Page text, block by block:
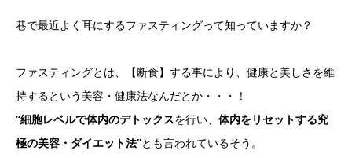
巷で最近よく耳にするファスティングって知っていますか？
ファスティングとは、【断食】する事により、健康と美しさを維
持するという美容・健康法なんだとか・・・！
”細胞レベルで体内のデトックスを行い、 体内をリセットする究
極の美容・ダイエット法”とも言われているそう。